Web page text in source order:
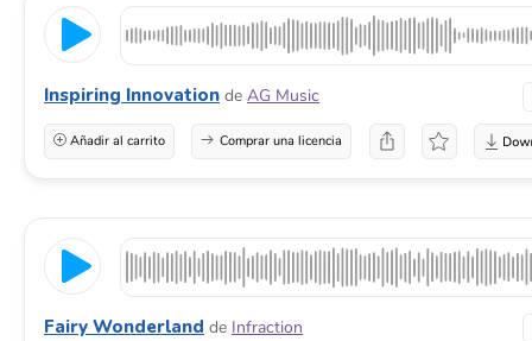
Inspiring Innovation de AG Music
Añadir al carrito Comprar una licencia
Fairy Wonderland de Infraction